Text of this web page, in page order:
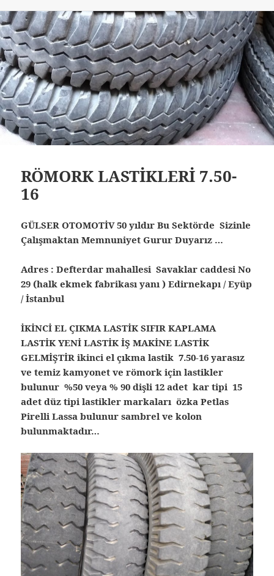
RÖMORK LASTİKLERİ 7.50-
16
GÜLSER OTOMOTİV 50 yıldır Bu Sektörde Sizinle
Çalışmaktan Memnuniyet Gurur Duyarız …
Adres : Defterdar mahallesi Savaklar caddesi No
29 (halk ekmek fabrikası yanı ) Edirnekapı / Eyüp
/ İstanbul
İKİNCİ EL ÇIKMA LASTİK SIFIR KAPLAMA
LASTİK YENİ LASTİK İŞ MAKİNE LASTİK
GELMİŞTİR ikinci el çıkma lastik 7.50-16 yarasız
ve temiz kamyonet ve römork için lastikler
bulunur %50 veya % 90 dişli 12 adet kar tipi 15
adet düz tipi lastikler markaları özka Petlas
Pirelli Lassa bulunur sambrel ve kolon
bulunmaktadır…